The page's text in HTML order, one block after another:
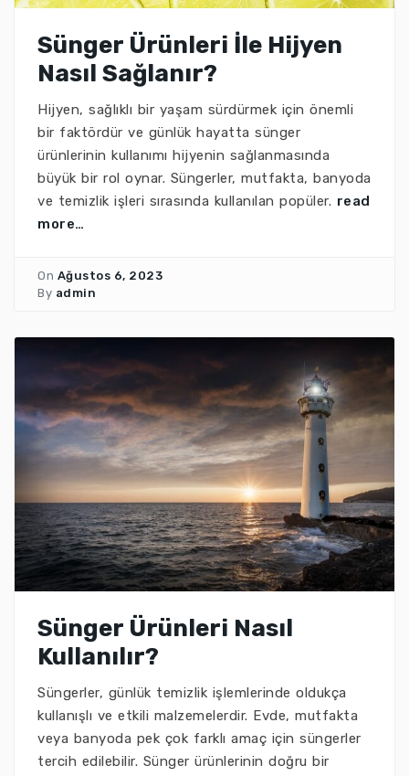
Sünger Ürünleri İle Hijyen
Nasıl Sağlanır?
Hijyen, sağlıklı bir yaşam sürdürmek için önemli
bir faktördür ve günlük hayatta sünger
ürünlerinin kullanımı hijyenin sağlanmasında
büyük bir rol oynar. Süngerler, mutfakta, banyoda
ve temizlik işleri sırasında kullanılan popüler. read
more…
On Ağustos 6, 2023
By admin
Sünger Ürünleri Nasıl
Kullanılır?
Süngerler, günlük temizlik işlemlerinde oldukça
kullanışlı ve etkili malzemelerdir. Evde, mutfakta
veya banyoda pek çok farklı amaç için süngerler
tercih edilebilir. Sünger ürünlerinin doğru bir